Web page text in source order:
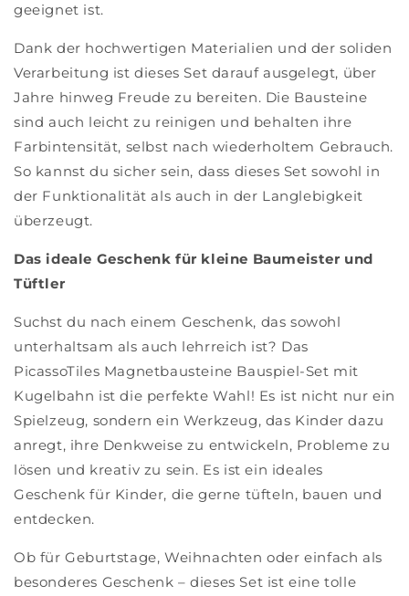
geeignet ist.
Dank der hochwertigen Materialien und der soliden
Verarbeitung ist dieses Set darauf ausgelegt, über
Jahre hinweg Freude zu bereiten. Die Bausteine
sind auch leicht zu reinigen und behalten ihre
Farbintensität, selbst nach wiederholtem Gebrauch.
So kannst du sicher sein, dass dieses Set sowohl in
der Funktionalität als auch in der Langlebigkeit
überzeugt.
Das ideale Geschenk für kleine Baumeister und
Tüftler
Suchst du nach einem Geschenk, das sowohl
unterhaltsam als auch lehrreich ist? Das
PicassoTiles Magnetbausteine Bauspiel-Set mit
Kugelbahn ist die perfekte Wahl! Es ist nicht nur ein
Spielzeug, sondern ein Werkzeug, das Kinder dazu
anregt, ihre Denkweise zu entwickeln, Probleme zu
lösen und kreativ zu sein. Es ist ein ideales
Geschenk für Kinder, die gerne tüfteln, bauen und
entdecken.
Ob für Geburtstage, Weihnachten oder einfach als
besonderes Geschenk – dieses Set ist eine tolle